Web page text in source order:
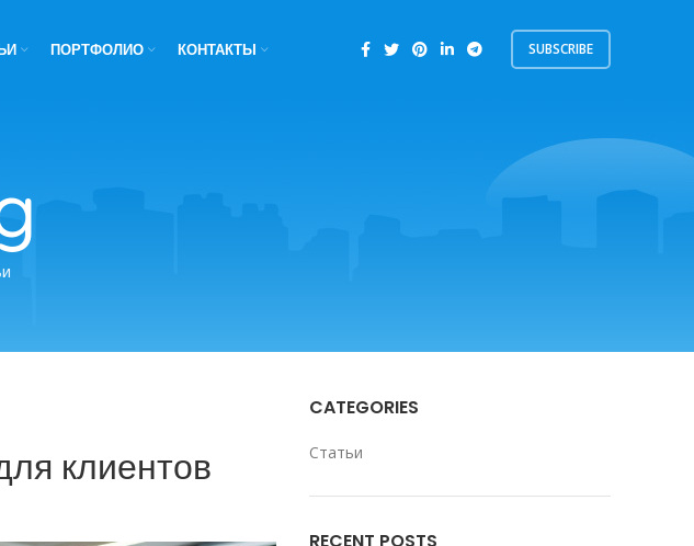
ПОРТФОЛИО КОНТАКТЫ SUBSCRIBE
клиентов
CATEGORIES
Статьи